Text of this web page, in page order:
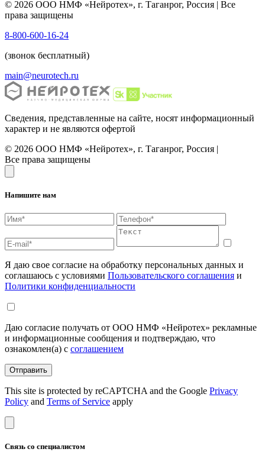
© 2026 ООО НМФ «Нейротех», г. Таганрог, Россия | Все
права защищены
8-800-600-16-24
(звонок бесплатный)
main@neurotech.ru
Сведения, представленные на сайте, носят информационный
характер и не являются офертой
© 2026 ООО НМФ «Нейротех», г. Таганрог, Россия |
Все права защищены
Напишите нам
Я даю свое согласие на обработку персональных данных и
соглашаюсь с условиями Пользовательского соглашения и
Политики конфиденциальности
Даю согласие получать от ООО НМФ «Нейротех» рекламные
и информационные сообщения и подтверждаю, что
ознакомлен(а) с соглашением
Отправить
This site is protected by reCAPTCHA and the Google Privacy
Policy and Terms of Service apply
Связь со специалистом